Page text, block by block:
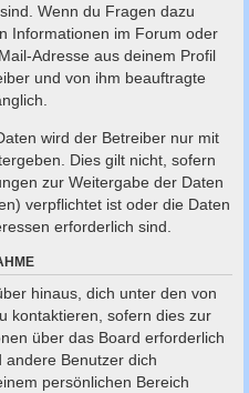
Wenn du Fragen dazu
Informationen im Forum oder
Adresse aus deinem Profil
und von ihm beauftragte
wird der Betreiber nur mit
Dies gilt nicht, sofern
zur Weitergabe der Daten
verpflichtet ist oder die Daten
erforderlich sind.
hinaus, dich unter den von
kontaktieren, sofern dies zur
über das Board erforderlich
Benutzer dich
persönlichen Bereich